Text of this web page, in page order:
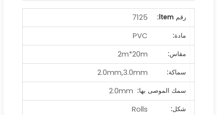
رقم ltem:
7125
مادة:
PVC
مقاس:
2m*20m
سماكة:
2.0mm,3.0mm
سمك الموصى بها: 2.0mm
شكل:
Rolls